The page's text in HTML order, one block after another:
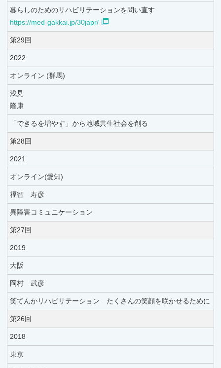
暮らしのためのリハビリテーションを問い直す
https://med-gakkai.jp/30japr/
第29回
2022
オンライン (群馬)
浅見
隆康
「できるを増やす」から地域共生社会を創る
第28回
2021
オンライン(愛知)
福智 寿彦
異障害コミュニケーション
第27回
2019
大阪
岡村 武彦
笑てんかリハビリテーション たくさんの笑顔を咲かせるために
第26回
2018
東京